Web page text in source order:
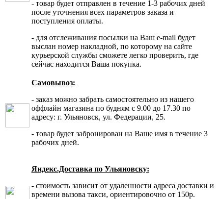
- товар будет отправлен в течение 1-3 рабочих дней
после уточнения всех параметров заказа и
поступления оплаты.
- для отслеживания посылки на Ваш e-mail будет
выслан номер накладной, по которому на сайте
курьерской службы сможете легко проверить, где
сейчас находится Ваша покупка.
Самовывоз:
- заказ можно забрать самостоятельно из нашего
оффлайн магазина по будням с 9.00 до 17.30 по
адресу: г. Ульяновск, ул. Федерации, 25.
- товар будет забронирован на Ваше имя в течение 3
рабочих дней.
Яндекс.Доставка по Ульяновску:
- стоимость зависит от удаленности адреса доставки и
времени вызова такси, ориентировочно от 150р.